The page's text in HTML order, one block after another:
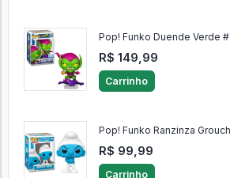
Pop! Funko Duende Verde
R$ 149,99
Carrinho
Pop! Funko Ranzinza
R$ 99,99
Carrinho